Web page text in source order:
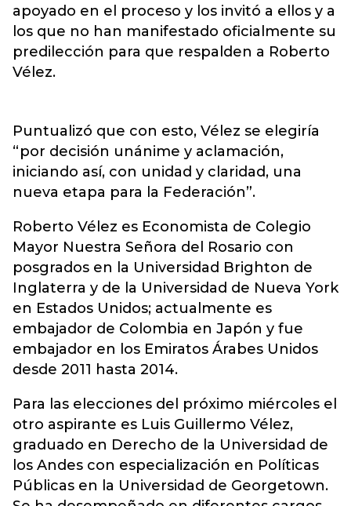
apoyado en el proceso y los invitó a ellos y a
los que no han manifestado oficialmente su
predilección para que respalden a Roberto
Vélez.
Puntualizó que con esto, Vélez se elegiría
“por decisión unánime y aclamación,
iniciando así, con unidad y claridad, una
nueva etapa para la Federación”.
Roberto Vélez es Economista de Colegio
Mayor Nuestra Señora del Rosario con
posgrados en la Universidad Brighton de
Inglaterra y de la Universidad de Nueva York
en Estados Unidos; actualmente es
embajador de Colombia en Japón y fue
embajador en los Emiratos Árabes Unidos
desde 2011 hasta 2014.
Para las elecciones del próximo miércoles el
otro aspirante es Luis Guillermo Vélez,
graduado en Derecho de la Universidad de
los Andes con especialización en Políticas
Públicas en la Universidad de Georgetown.